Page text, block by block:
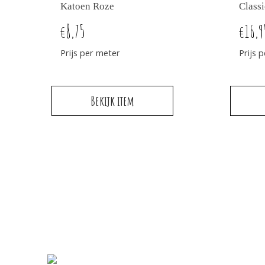
Katoen Roze
€8,75
Prijs per meter
Bekijk item
€
Prijs